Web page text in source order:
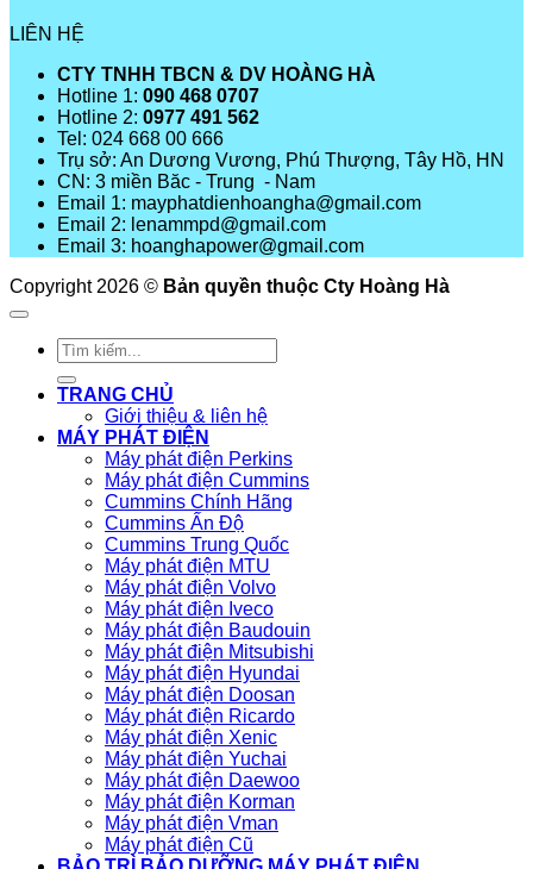
LIÊN HỆ
CTY TNHH TBCN & DV HOÀNG HÀ
Hotline 1: 090 468 0707
Hotline 2: 0977 491 562
Tel: 024 668 00 666
Trụ sở: An Dương Vương, Phú Thượng, Tây Hồ, HN
CN: 3 miền Băc - Trung - Nam
Email 1: mayphatdienhoangha@gmail.com
Email 2: lenammpd@gmail.com
Email 3: hoanghapower@gmail.com
Copyright 2026 © Bản quyền thuộc Cty Hoàng Hà
Tìm
kiếm:
TRANG CHỦ
Giới thiệu & liên hệ
MÁY PHÁT ĐIỆN
Máy phát điện Perkins
Máy phát điện Cummins
Cummins Chính Hãng
Cummins Ấn Độ
Cummins Trung Quốc
Máy phát điện MTU
Máy phát điện Volvo
Máy phát điện Iveco
Máy phát điện Baudouin
Máy phát điện Mitsubishi
Máy phát điện Hyundai
Máy phát điện Doosan
Máy phát điện Ricardo
Máy phát điện Xenic
Máy phát điện Yuchai
Máy phát điện Daewoo
Máy phát điện Korman
Máy phát điện Vman
Máy phát điện Cũ